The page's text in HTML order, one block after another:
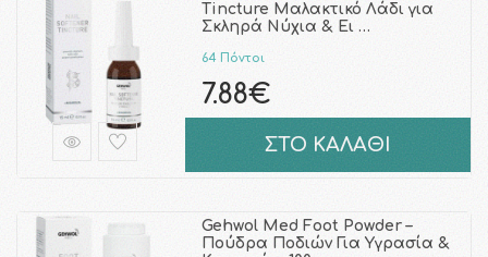
Tincture Μαλακτικό Λάδι για
Σκληρά Νύχια & Ει …
64 Πόντοι
7.88€
ΣΤΟ ΚΑΛΑΘΙ
Gehwol Med Foot Powder –
Πούδρα Ποδιών Για Υγρασία &